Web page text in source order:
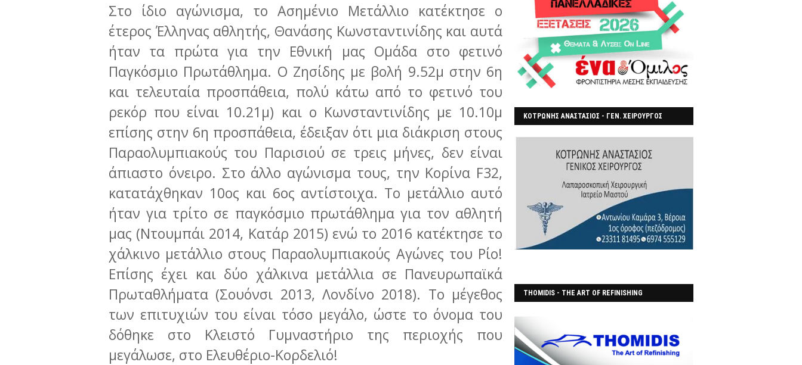
Στο ίδιο αγώνισμα, το Ασημένιο Μετάλλιο κατέκτησε ο
έτερος Έλληνας αθλητής, Θανάσης Κωνσταντινίδης και αυτά
ήταν τα πρώτα για την Εθνική μας Ομάδα στο φετινό
Παγκόσμιο Πρωτάθλημα. Ο Ζησίδης με βολή 9.52μ στην 6η
και τελευταία προσπάθεια, πολύ κάτω από το φετινό του
ρεκόρ που είναι 10.21μ) και ο Κωνσταντινίδης με 10.10μ
επίσης στην 6η προσπάθεια, έδειξαν ότι μια διάκριση στους
Παραολυμπιακούς του Παρισιού σε τρεις μήνες, δεν είναι
άπιαστο όνειρο. Στο άλλο αγώνισμα τους, την Κορίνα F32,
κατατάχθηκαν 10ος και 6ος αντίστοιχα. Το μετάλλιο αυτό
ήταν για τρίτο σε παγκόσμιο πρωτάθλημα για τον αθλητή
μας (Ντουμπάι 2014, Κατάρ 2015) ενώ το 2016 κατέκτησε το
χάλκινο μετάλλιο στους Παραολυμπιακούς Αγώνες του Ρίο!
Επίσης έχει και δύο χάλκινα μετάλλια σε Πανευρωπαϊκά
Πρωταθλήματα (Σουόνσι 2013, Λονδίνο 2018). Το μέγεθος
των επιτυχιών του είναι τόσο μεγάλο, ώστε το όνομα του
δόθηκε στο Κλειστό Γυμναστήριο της περιοχής που
μεγάλωσε, στο Ελευθέριο-Κορδελιό!
ΚΟΤΡΩΝΗΣ ΑΝΑΣΤΑΣΙΟΣ - ΓΕΝ. ΧΕΙΡΟΥΡΓΟΣ
THOMIDIS - THE ART OF REFINISHING